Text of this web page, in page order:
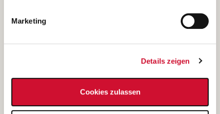
Marketing
Details zeigen
Cookies zulassen
Bewerbung als Altenpflegehelfer*in
Bewerbung als Erzieher*in